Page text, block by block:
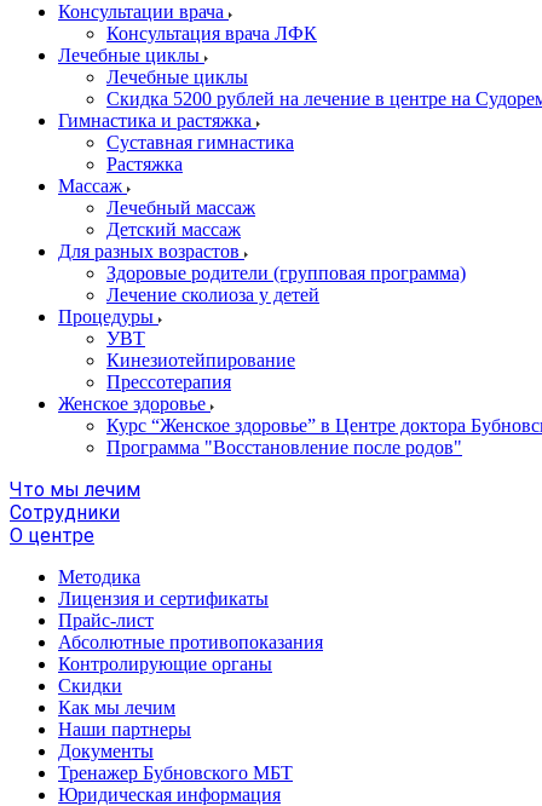
Консультации врача
Консультация врача ЛФК
Лечебные циклы
Лечебные циклы
Скидка 5200 рублей на лечение в центре на
Гимнастика и растяжка
Суставная гимнастика
Растяжка
Массаж
Лечебный массаж
Детский массаж
Для разных возрастов
Здоровые родители (групповая программа)
Лечение сколиоза у детей
Процедуры
УВТ
Кинезиотейпирование
Прессотерапия
Женское здоровье
Курс “Женское здоровье” в Центре доктора
Программа "Восстановление после родов"
Что мы лечим
Сотрудники
О центре
Методика
Лицензия и сертификаты
Прайс-лист
Абсолютные противопоказания
Контролирующие органы
Скидки
Как мы лечим
Наши партнеры
Документы
Тренажер Бубновского МБТ
Юридическая информация